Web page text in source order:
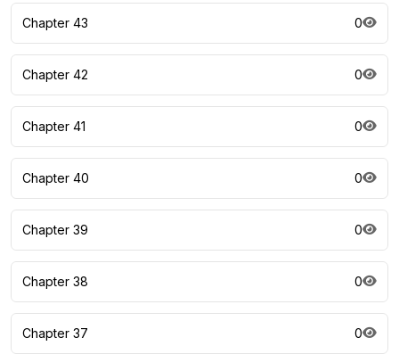
Chapter 43 0
Chapter 42 0
Chapter 41 0
Chapter 40 0
Chapter 39 0
Chapter 38 0
Chapter 37 0